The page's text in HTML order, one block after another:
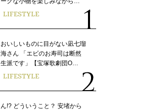
LIFESTYLE
おいしいものに目がない凪七瑠
海さん 「エビのお寿司は断然
生派です」【宝塚歌劇団O…
LIFESTYLE
ん!? どういうこと？ 安堵から